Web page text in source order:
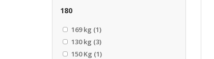
180
169 kg (1)
130 kg (3)
150 Kg (1)